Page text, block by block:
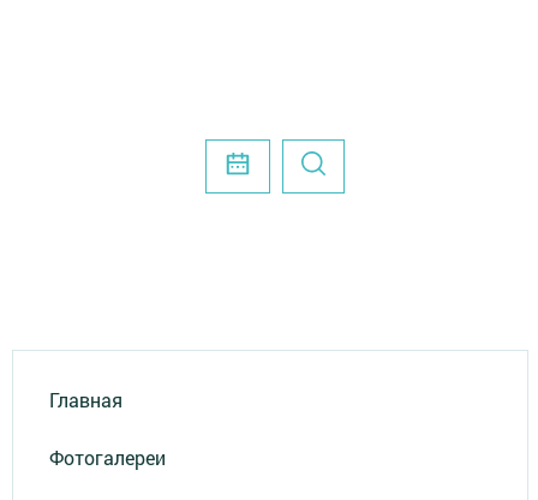
Главная
Фотогалереи